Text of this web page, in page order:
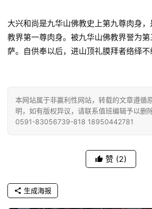
大兴和尚是九华山佛教史上第九尊肉身
教界第一尊肉身。被九华山佛教界誉为
萨。自供奉以后，进山顶礼膜拜者络绎不
本网站属于非赢利性网站，转载的文章遵循
明，如有版权异议，请联系值班编辑予以删
0591-83056739-818 18950442781
赞 (2)
生成海报